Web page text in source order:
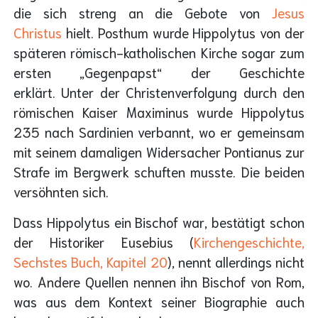
die sich streng an die Gebote von Jesus
Christus hielt. Posthum wurde Hippolytus von der
späteren römisch-katholischen Kirche sogar zum
ersten „Gegenpapst“ der Geschichte
erklärt. Unter der Christenverfolgung durch den
römischen Kaiser Maximinus wurde Hippolytus
235 nach Sardinien verbannt, wo er gemeinsam
mit seinem damaligen Widersacher Pontianus zur
Strafe im Bergwerk schuften musste. Die beiden
versöhnten sich.
Dass Hippolytus ein Bischof war, bestätigt schon
der Historiker Eusebius (Kirchengeschichte,
Sechstes Buch, Kapitel 20), nennt allerdings nicht
wo. Andere Quellen nennen ihn Bischof von Rom,
was aus dem Kontext seiner Biographie auch